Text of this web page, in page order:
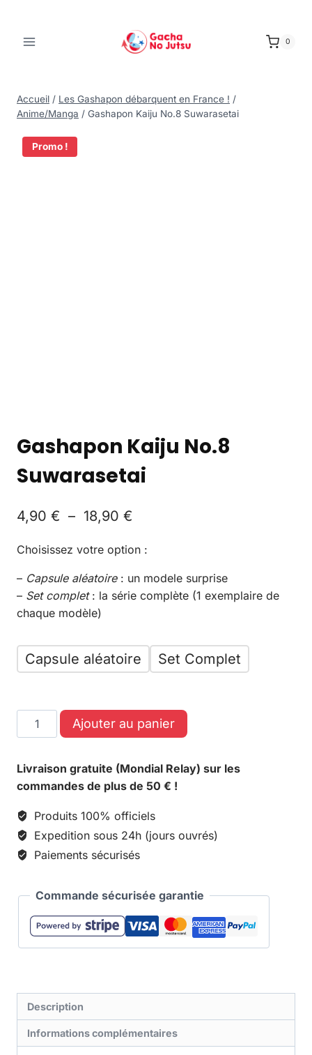
0
Accueil / Les Gashapon débarquent en France ! /
Anime/Manga / Gashapon Kaiju No.8 Suwarasetai
Promo !
Gashapon Kaiju No.8
Suwarasetai
4,90 € – 18,90 €
Choisissez votre option :
– Capsule aléatoire: un modele surprise
– Set complet: la série complète (1 exemplaire de
chaque modèle)
Capsule aléatoire Set Complet
Ajouter au panier
Livraison gratuite (Mondial Relay) sur les
commandes de plus de 50 € !
Produits 100% officiels
Expedition sous 24h (jours ouvrés)
Paiements sécurisés
Commande sécurisée garantie
Description
Informations complémentaires